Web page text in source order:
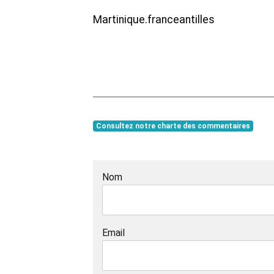
Martinique.franceantilles
Consultez notre charte des commentaires
Nom
Email